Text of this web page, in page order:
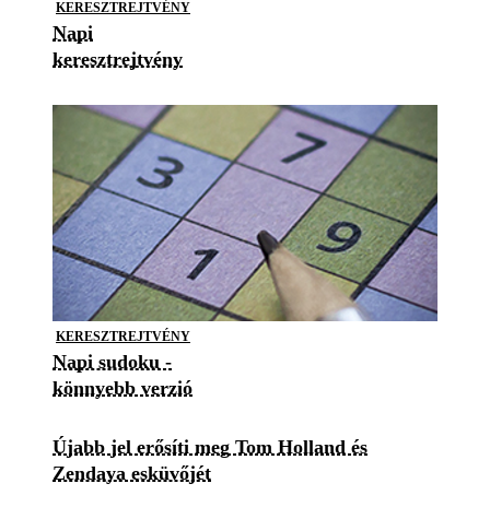
KERESZTREJTVÉNY
Napi
keresztrejtvény
KERESZTREJTVÉNY
Napi sudoku -
könnyebb verzió
Újabb jel erősíti meg Tom Holland és
Zendaya esküvőjét